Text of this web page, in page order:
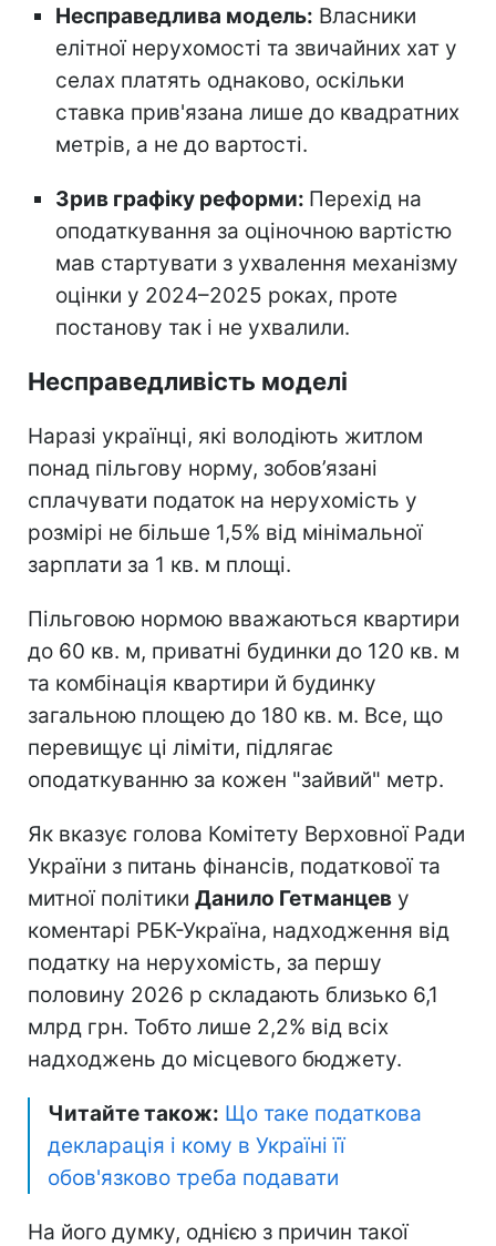
Несправедлива модель: Власники
елітної нерухомості та звичайних хат у
селах платять однаково, оскільки
ставка прив'язана лише до квадратних
метрів, а не до вартості.
Зрив графіку реформи: Перехід на
оподаткування за оціночною вартістю
мав стартувати з ухвалення механізму
оцінки у 2024–2025 роках, проте
постанову так і не ухвалили.
Несправедливість моделі
Наразі українці, які володіють житлом
понад пільгову норму, зобов’язані
сплачувати податок на нерухомість у
розмірі не більше 1,5% від мінімальної
зарплати за 1 кв. м площі.
Пільговою нормою вважаються квартири
до 60 кв. м, приватні будинки до 120 кв. м
та комбінація квартири й будинку
загальною площею до 180 кв. м. Все, що
перевищує ці ліміти, підлягає
оподаткуванню за кожен "зайвий" метр.
Як вказує голова Комітету Верховної Ради
України з питань фінансів, податкової та
митної політики Данило Гетманцев у
коментарі РБК-Україна, надходження від
податку на нерухомість, за першу
половину 2026 р складають близько 6,1
млрд грн. Тобто лише 2,2% від всіх
надходжень до місцевого бюджету.
Читайте також: Що таке податкова
декларація і кому в Україні її
обов'язково треба подавати
На його думку, однією з причин такої